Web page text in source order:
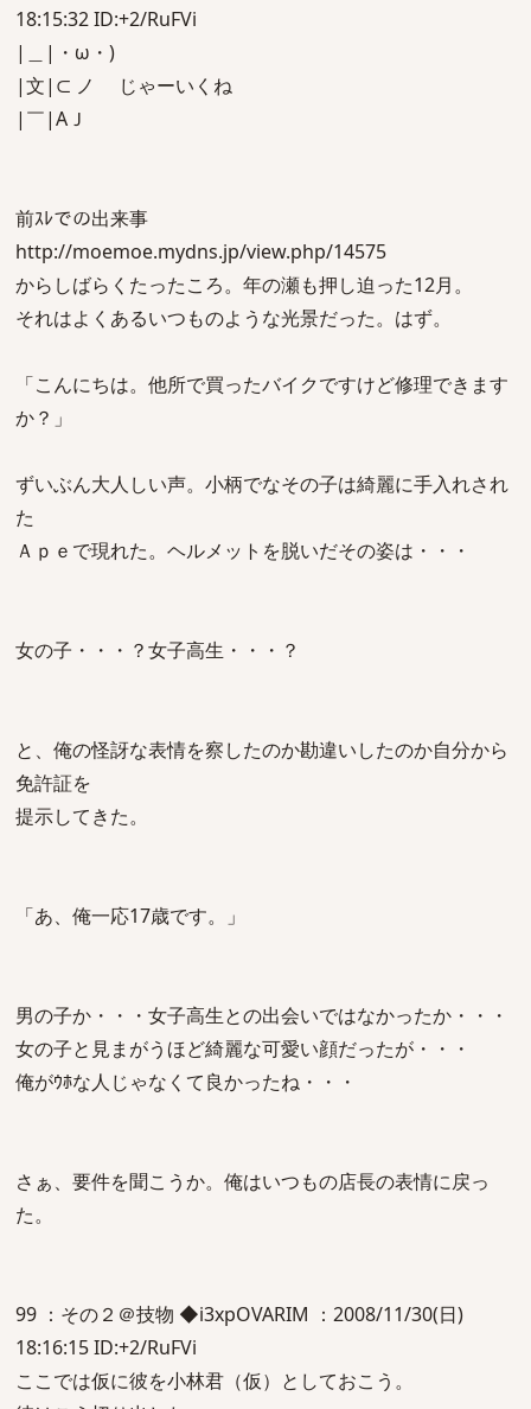
18:15:32 ID:+2/RuFVi
|＿|・ω・)
|文|⊂ ノ じゃーいくね
|￣|AＪ
前ｽﾚでの出来事
http://moemoe.mydns.jp/view.php/14575
からしばらくたったころ。年の瀬も押し迫った12月。
それはよくあるいつものような光景だった。はず。
「こんにちは。他所で買ったバイクですけど修理できます
か？」
ずいぶん大人しい声。小柄でなその子は綺麗に手入れされ
た
Ａｐｅで現れた。ヘルメットを脱いだその姿は・・・
女の子・・・？女子高生・・・？
と、俺の怪訝な表情を察したのか勘違いしたのか自分から
免許証を
提示してきた。
「あ、俺一応17歳です。」
男の子か・・・女子高生との出会いではなかったか・・・
女の子と見まがうほど綺麗な可愛い顔だったが・・・
俺がｳﾎな人じゃなくて良かったね・・・
さぁ、要件を聞こうか。俺はいつもの店長の表情に戻っ
た。
99 ：その２＠技物 ◆i3xpOVARIM ：2008/11/30(日)
18:16:15 ID:+2/RuFVi
ここでは仮に彼を小林君（仮）としておこう。